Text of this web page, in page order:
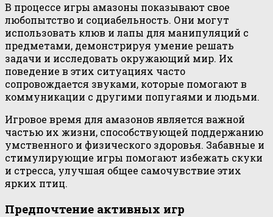
В процессе игры амазоны показывают свое
любопытство и социабельность. Они могут
использовать клюв и лапы для манипуляций с
предметами, демонстрируя умение решать
задачи и исследовать окружающий мир. Их
поведение в этих ситуациях часто
сопровождается звуками, которые помогают в
коммуникации с другими попугаями и людьми.
Игровое время для амазонов является важной
частью их жизни, способствующей поддержанию
умственного и физического здоровья. Забавные и
стимулирующие игры помогают избежать скуки
и стресса, улучшая общее самочувствие этих
ярких птиц.
Предпочтение активных игр